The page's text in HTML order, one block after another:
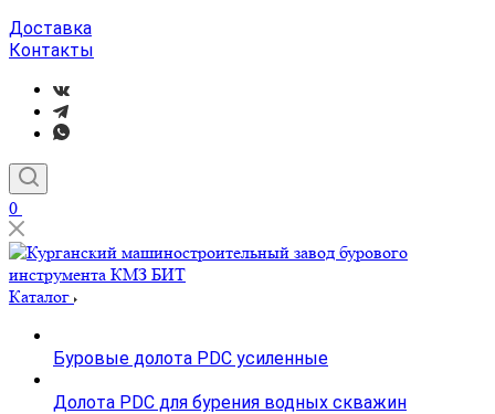
Доставка
Контакты
0
Каталог
Буровые долота PDC усиленные
Долота PDC для бурения водных скважин